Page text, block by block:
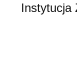
Instytucja